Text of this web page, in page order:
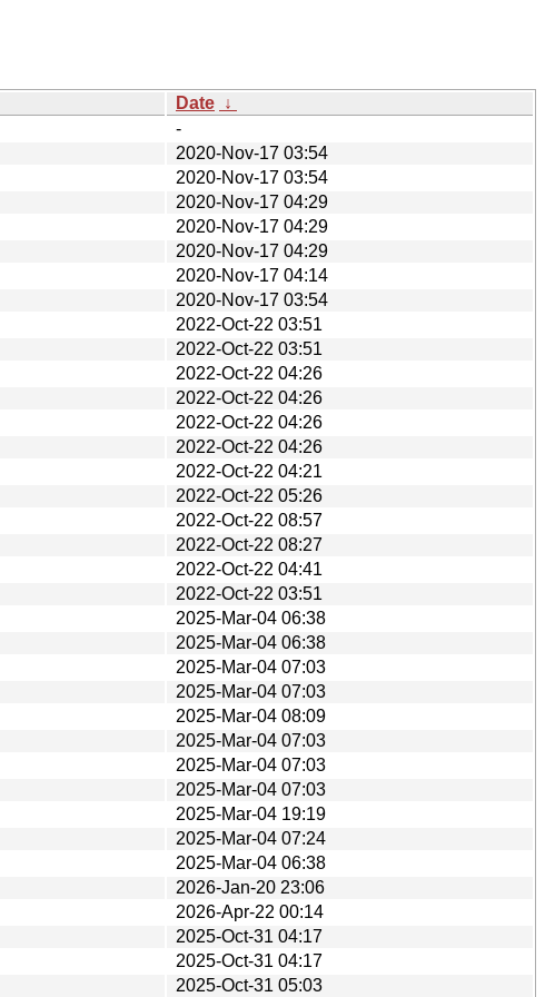
Date ↓
-
2020-Nov-17 03:54
2020-Nov-17 03:54
2020-Nov-17 04:29
2020-Nov-17 04:29
2020-Nov-17 04:29
2020-Nov-17 04:14
2020-Nov-17 03:54
2022-Oct-22 03:51
2022-Oct-22 03:51
2022-Oct-22 04:26
2022-Oct-22 04:26
2022-Oct-22 04:26
2022-Oct-22 04:26
2022-Oct-22 04:21
2022-Oct-22 05:26
2022-Oct-22 08:57
2022-Oct-22 08:27
2022-Oct-22 04:41
2022-Oct-22 03:51
2025-Mar-04 06:38
2025-Mar-04 06:38
2025-Mar-04 07:03
2025-Mar-04 07:03
2025-Mar-04 08:09
2025-Mar-04 07:03
2025-Mar-04 07:03
2025-Mar-04 07:03
2025-Mar-04 19:19
2025-Mar-04 07:24
2025-Mar-04 06:38
2026-Jan-20 23:06
2026-Apr-22 00:14
2025-Oct-31 04:17
2025-Oct-31 04:17
2025-Oct-31 05:03